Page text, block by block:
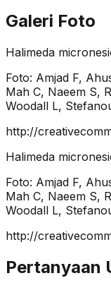
Galeri Foto
Halimeda
Foto: Amjad F,
Mah C, Naeem S,
Woodall L,
http://
Halimeda
Foto: Amjad F,
Mah C, Naeem S,
Woodall L,
http://
Pertanyaan